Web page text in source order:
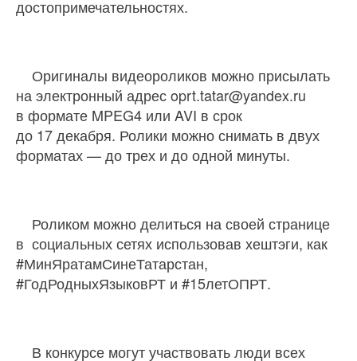
достопримечательностях.
Оригиналы видеороликов можно присылать
на электронный адрес oprt.tatar@yandex.ru
в формате MPEG4 или AVI в срок
до 17 декабря. Ролики можно снимать в двух
форматах — до трех и до одной минуты.
Роликом можно делиться на своей странице
в социальных сетях использовав хештэги, как
#МинЯратамСинеТатарстан,
#ГодРодныхЯзыковРТ и #15летОПРТ.
В конкурсе могут участвовать люди всех